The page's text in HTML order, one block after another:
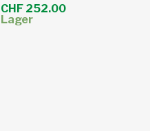
CHF 252.00
Lager